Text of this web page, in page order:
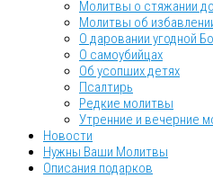
Молитвы о стяжании
Молитвы об
О даровании угодной
О самоубийцах
Об усопших детях
Псалтирь
Редкие молитвы
Утренние и вечерние
Новости
Нужны Ваши Молитвы
Описания подарков